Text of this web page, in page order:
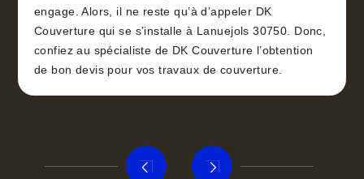
engage. Alors, il ne reste qu’à d’appeler DK
Couverture qui se s’installe à Lanuejols 30750. Donc,
confiez au spécialiste de DK Couverture l’obtention
de bon devis pour vos travaux de couverture.